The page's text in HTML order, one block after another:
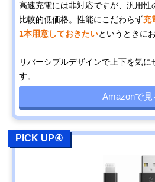
高速充電には非対応ですが、汎用性
比較的低価格。性能にこだわらず充
1本用意しておきたいというときに
リバーシブルデザインで上下を気
す。
Amazonで見
PICK UP④